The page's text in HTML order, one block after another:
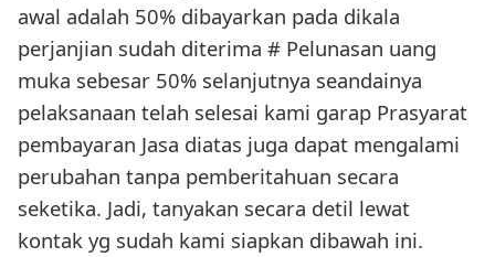
awal adalah 50% dibayarkan pada dikala
perjanjian sudah diterima # Pelunasan uang
muka sebesar 50% selanjutnya seandainya
pelaksanaan telah selesai kami garap Prasyarat
pembayaran Jasa diatas juga dapat mengalami
perubahan tanpa pemberitahuan secara
seketika. Jadi, tanyakan secara detil lewat
kontak yg sudah kami siapkan dibawah ini.